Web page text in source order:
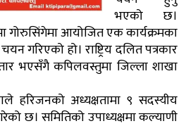
भएको छ।
गोरुसिंगेमा आयोजित एक कार्यक्रमका
गरिएको हो। राष्ट्रिय दलित पत्रकार
भएसँगै कपिलवस्तुमा जिल्ला शाखा
हरिजनको अध्यक्षतामा ९ सदस्यीय
छ। समितिको उपाध्यक्षमा कल्याणी